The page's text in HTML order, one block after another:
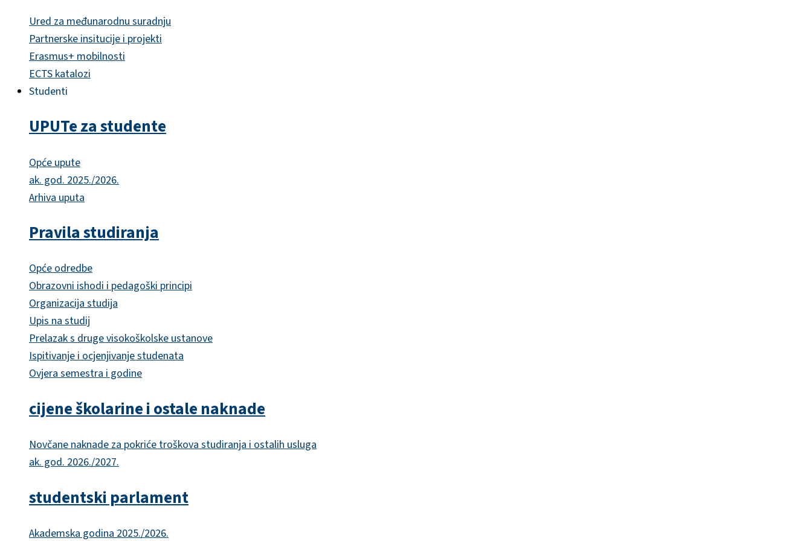
Ured za međunarodnu suradnju
Partnerske insitucije i projekti
Erasmus+ mobilnosti
ECTS katalozi
Studenti
UPUTe za studente
Opće upute
ak. god. 2025./2026.
Arhiva uputa
Pravila studiranja
Opće odredbe
Obrazovni ishodi i pedagoški principi
Organizacija studija
Upis na studij
Prelazak s druge visokoškolske ustanove
Ispitivanje i ocjenjivanje studenata
Ovjera semestra i godine
cijene školarine i ostale naknade
Novčane naknade za pokriće troškova studiranja i ostalih usluga
ak. god. 2026./2027.
studentski parlament
Akademska godina 2025./2026.